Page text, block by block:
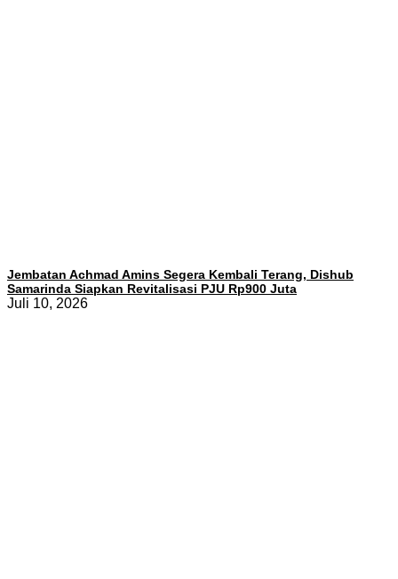
Jembatan Achmad Amins Segera Kembali Terang, Dishub
Samarinda Siapkan Revitalisasi PJU Rp900 Juta
Juli 10, 2026